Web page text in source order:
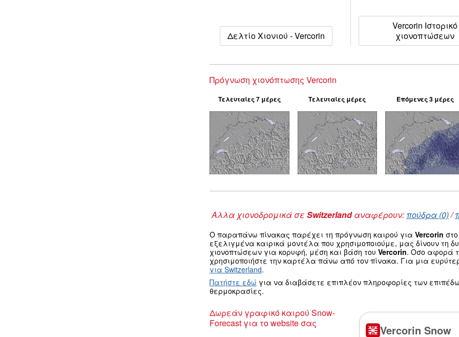
Δελτίο Χιονιού - Vercorin
Vercorin Ιστορικό
χιονοπτώσεων
Πρόγνωση χιονόπτωσης Vercorin
Τελευταίες 7 μέρες Τελευταίες μέρες Επόμενες 3 μέρες
Αλλα χιονοδρομικά σε Switzerlandαναφέρουν: πούδρα (0)/
Ο παραπάνω πίνακας παρέχει τη πρόγνωση καιρού για Vercorin
εξελιγμένα καιρικά μοντέλα που χρησιμοποιούμε, μας δίνουν τη
χιονοπτώσεων για κορυφή, μέση και βάση του Vercorin. Οσο αφορά
χρησιμοποιήστε την καρτέλα πάνω από τον πίνακα. Για μια
για Switzerland.
Πατήστε εδώ για να διαβάσετε επιπλέον πληροφορίες των
θερμοκρασίες.
Δωρεάν γραφικό καιρού Snow-
Forecast για το website σας